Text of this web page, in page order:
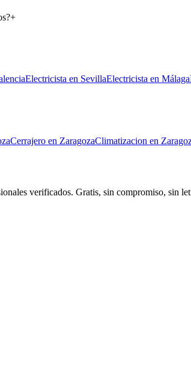
+
Electricista en SevillaElectricista en Málaga
Cerrajero en ZaragozaClimatizacion en
verificados. Gratis, sin compromiso, sin